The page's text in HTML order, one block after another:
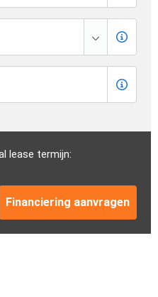
lease termijn:
Financiering aanvragen